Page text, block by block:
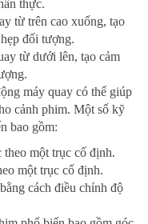
thực.
từ trên cao xuống, tạo
đối tượng.
từ dưới lên, tạo cảm
máy quay có thể giúp
cảnh phim. Một số kỹ
bao gồm:
theo một trục cố định.
một trục cố định.
cách điều chỉnh độ